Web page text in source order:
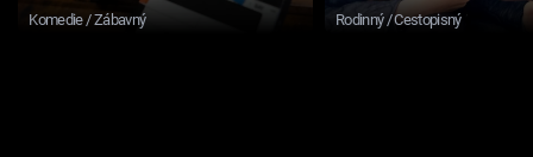
Komedie / Zábavný Rodinný / Cestopisný